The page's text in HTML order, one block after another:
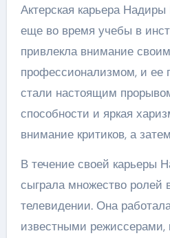
Актерская карьера
еще во время учебы в
привлекла внимание
профессионализмом, и ее
стали настоящим
способности и яркая
внимание критиков, а
В течение своей карьеры
сыграла множество ролей
телевидении. Она
известными режиссерами,